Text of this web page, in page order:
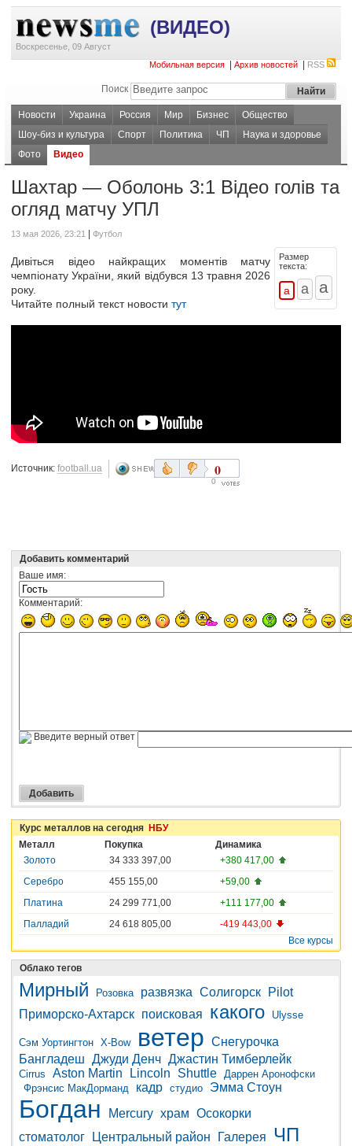
(ВИДЕО)
Воскресенье, 09 Август
Мобильная версия
Архив новостей RSS
Поиск
Новости Украина Россия Мир Бизнес
Общество
Шоу-биз и культура
Спорт Политика ЧП
Наука и здоровье
Фото
Видео
Шахтар — Оболонь 3:1 Відео голів та
огляд матчу УПЛ
13 мая 2026, 23:21 Футбол
Размер
текста:
Дивіться відео найкращих моментів матчу
чемпіонату України, який відбувся 13 травня 2026
року.
Читайте полный текст новости тут
Источник: football.ua 0
0
Добавить комментарий
Ваше имя:
Комментарий:
Введите верный ответ
Курс металлов на сегодня НБУ
Металл
Покупка
Динамика
Золото
34 333 397,00
+380 417,00
Серебро
455 155,00
+59,00
Платина
24 299 771,00
+111 177,00
Палладий
24 618 805,00
-419 443,00
Все курсы
Облако тегов
Мирный Розовка развязка Солигорск
Pilot
Приморско-Ахтарск поисковая какого Ulysse
Сэм Уортингтон X-Bow ветер Снегурочка
Бангладеш Джуди Денч Джастин Тимберлейк
Cirrus Aston Martin Lincoln Shuttle
Даррен Аронофски
Фрэнсис МакДорманд
кадр студио Эмма Стоун
Богдан Mercury храм Осокорки
стоматолог
Центральный район Галерея ЧП